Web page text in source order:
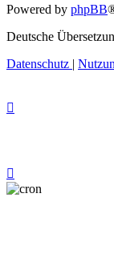
Powered by phpBB
Deutsche
Datenschutz |